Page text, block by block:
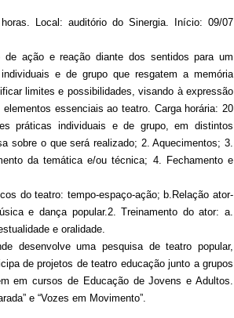
Local: auditório do Sinergia. Início: 09/07
de ação e reação diante dos sentidos para um
e de grupo que resgatem a memória
limites e possibilidades, visando à expressão
essenciais ao teatro. Carga horária: 20
práticas individuais e de grupo, em distintos
sobre o que será realizado; 2. Aquecimentos; 3.
da temática e/ou técnica; 4. Fechamento e
do teatro: tempo-espaço-ação; b.Relação ator-
e dança popular.2. Treinamento do ator: a.
e oralidade.
desenvolve uma pesquisa de teatro popular,
de projetos de teatro educação junto a grupos
em cursos de Educação de Jovens e Adultos.
e “Vozes em Movimento”.